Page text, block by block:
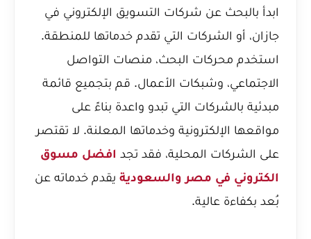
ابدأ بالبحث عن شركات التسويق الإلكتروني في
جازان، أو الشركات التي تقدم خدماتها للمنطقة.
استخدم محركات البحث، منصات التواصل
الاجتماعي، وشبكات الأعمال. قم بتجميع قائمة
مبدئية بالشركات التي تبدو واعدة بناءً على
مواقعها الإلكترونية وخدماتها المعلنة. لا تقتصر
على الشركات المحلية، فقد تجد افضل مسوق
الكتروني في مصر والسعودية يقدم خدماته عن
بُعد بكفاءة عالية.